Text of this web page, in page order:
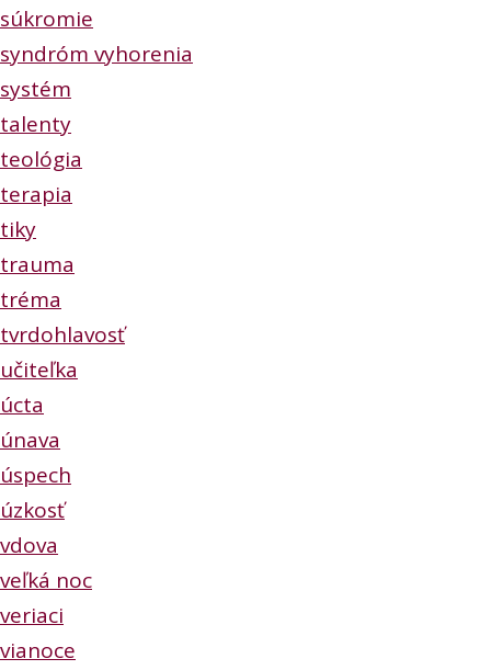
súkromie
syndróm vyhorenia
systém
talenty
teológia
terapia
tiky
trauma
tréma
tvrdohlavosť
učiteľka
úcta
únava
úspech
úzkosť
vdova
veľká noc
veriaci
vianoce